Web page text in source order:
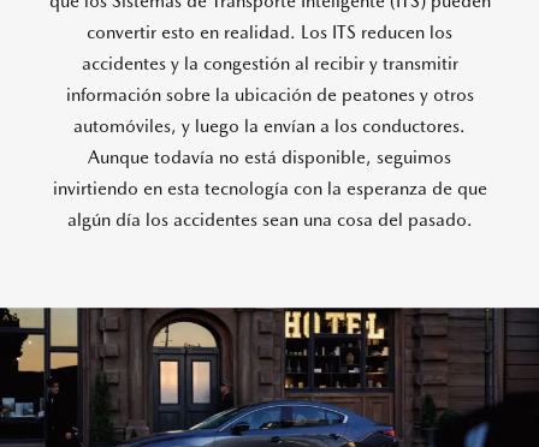
convertir esto en realidad. Los ITS reducen los
accidentes y la congestión al recibir y transmitir
información sobre la ubicación de peatones y otros
automóviles, y luego la envían a los conductores.
Aunque todavía no está disponible, seguimos
invirtiendo en esta tecnología con la esperanza de que
algún día los accidentes sean una cosa del pasado.